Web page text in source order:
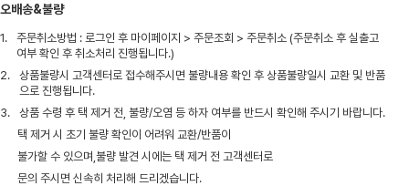
오배송&불량
1.
주문취소방법 : 로그인 후 마이페이지 > 주문조회 > 주문취소 (주문취소 후 실출고
여부 확인 후 취소처리 진행됩니다.)
2.
상품불량시 고객센터로 접수해주시면 불량내용 확인 후 상품불량일시 교환 및 반품
으로 진행됩니다.
3.
상품 수령 후 택 제거 전, 불량/오염 등 하자 여부를 반드시 확인해 주시기 바랍니다.
택 제거 시 초기 불량 확인이 어려워 교환/반품이
불가할 수 있으며,불량 발견 시에는 택 제거 전 고객센터로
문의 주시면 신속히 처리해 드리겠습니다.